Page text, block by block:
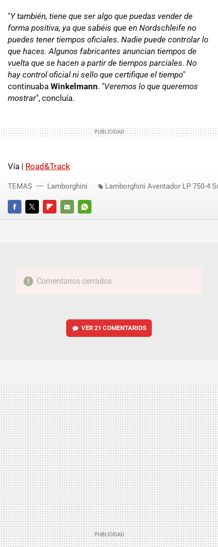
"Y también, tiene que ser algo que puedas vender de
forma positiva, ya que sabéis que en Nordschleife no
puedes tener tiempos oficiales. Nadie puede controlar lo
que haces. Algunos fabricantes anuncian tiempos de
vuelta que se hacen a partir de tiempos parciales. No
hay control oficial ni sello que certifique el tiempo"
continuaba Winkelmann. "Veremos lo que queremos
mostrar", concluía.
Vía | Road&Track
FACEBOOKTWITTERFLIPBOARD
E-
WHATSAPP
TEMAS Lamborghini Lamborghini Aventador LP 750-4
Comentarios cerrados
VER 21 COMENTARIOS